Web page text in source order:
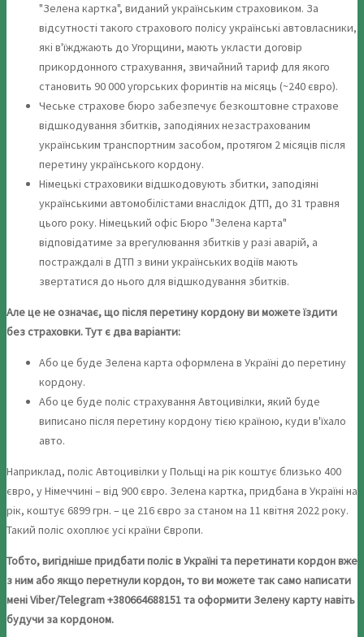
"Зелена картка", виданий українським страховиком. За
відсутності такого страхового полісу українські автовласники,
які в'їжджають до Угорщини, мають укласти договір
прикордонного страхування, звичайний тариф для якого
становить 90 000 угорських форинтів на місяць (~240 євро).
Чеське страхове бюро забезпечує безкоштовне страхове
відшкодування збитків, заподіяних незастрахованим
українським транспортним засобом, протягом 2 місяців після
перетину українського кордону.
Німецькі страховики відшкодовують збитки, заподіяні
українськими автомобілістами внаслідок ДТП, до 31 травня
цього року. Німецький офіс Бюро "Зелена карта"
відповідатиме за врегулювання збитків у разі аварій, а
постраждалі в ДТП з вини українських водіїв мають
звертатися до нього для відшкодування збитків.
Але це не означає, що після перетину кордону ви можете їздити
без страховки. Тут є два варіанти:
Або це буде Зелена карта оформлена в Україні до перетину
кордону.
Або це буде поліс страхування Автоцивілки, який буде
виписано після перетину кордону тією країною, куди в'їхало
авто.
Наприклад, поліс Автоцивілки у Польщі на рік коштує близько 400
євро, у Німеччині – від 900 євро. Зелена картка, придбана в Україні на
рік, коштує 6899 грн. – це 216 євро за станом на 11 квітня 2022 року.
Такий поліс охоплює усі країни Європи.
Тобто, вигідніше придбати поліс в Україні та перетинати кордон вже
з ним або якщо перетнули кордон, то ви можете так само написати
мені Viber/Telegram +380664688151 та оформити Зелену карту навіть
будучи за кордоном.